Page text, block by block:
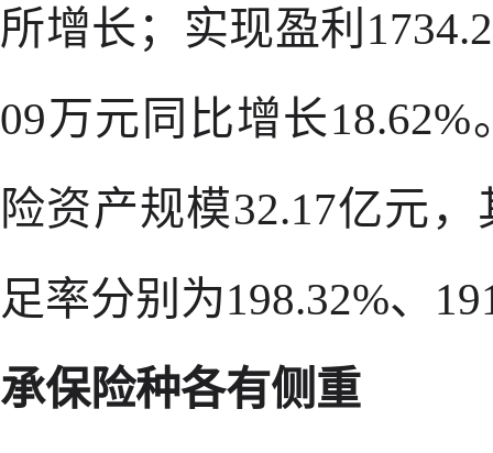
所增长；实现盈利
09万元同比增长
险资产规模32.17亿元
足率分别为198.32%、
承保险种各有侧重